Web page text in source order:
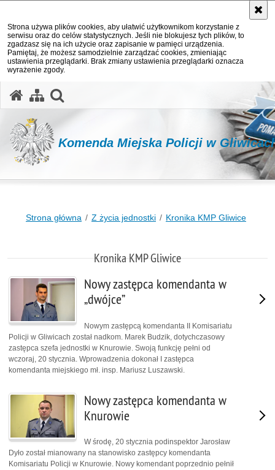
Strona używa plików cookies, aby ułatwić użytkownikom korzystanie z
serwisu oraz do celów statystycznych. Jeśli nie blokujesz tych plików, to
zgadzasz się na ich użycie oraz zapisanie w pamięci urządzenia.
Pamiętaj, że możesz samodzielnie zarządzać cookies, zmieniając
ustawienia przeglądarki. Brak zmiany ustawienia przeglądarki oznacza
wyrażenie zgody.
Komenda Miejska Policji w
Strona główna Z życia jednostki Kronika KMP Gliwice
Kronika KMP Gliwice
Nowy zastępca komendanta w
„dwójce”
Nowym zastępcą komendanta II Komisariatu
Policji w Gliwicach został nadkom. Marek Budzik, dotychczasowy
zastępca szefa jednostki w Knurowie. Swoją funkcję pełni od
wczoraj, 20 stycznia. Wprowadzenia dokonał I zastępca
komendanta miejskiego mł. insp. Mariusz Luszawski.
Nowy zastępca komendanta w
Knurowie
W środę, 20 stycznia podinspektor Jarosław
Dyło został mianowany na stanowisko zastępcy komendanta
Komisariatu Policji w Knurowie. Nowy komendant poprzednio pełnił